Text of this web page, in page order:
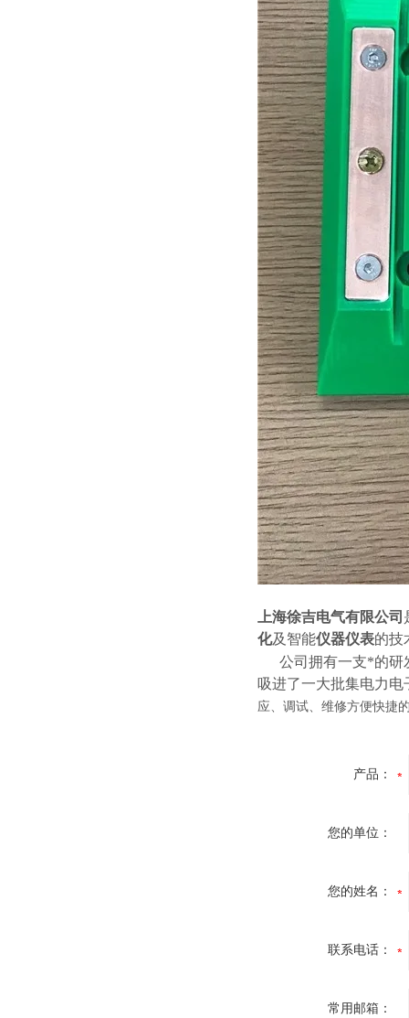
上海徐吉电气有限公司
化及智能仪器仪表的技
公司拥有一支*的研
吸进了一大批集电力
应、调试、维修方便快捷
产品：
您的单位：
您的姓名：
联系电话：
常用邮箱：